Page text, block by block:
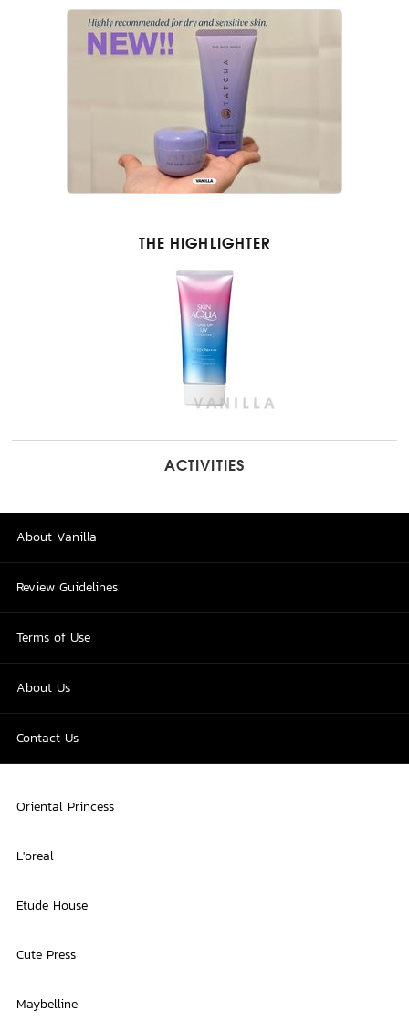
THE HIGHLIGHTER
ACTIVITIES
About Vanilla
Review Guidelines
Terms of Use
About Us
Contact Us
Oriental Princess
L'oreal
Etude House
Cute Press
Maybelline